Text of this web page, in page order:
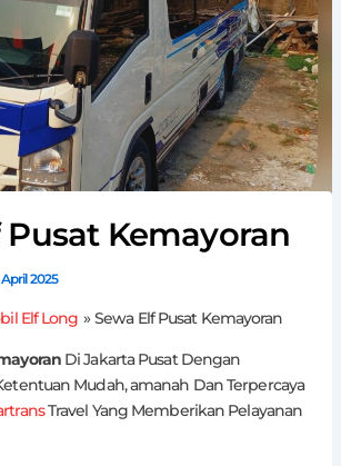
Pusat Kemayoran
2025
Elf Long Sewa Elf Pusat Kemayoran
Di Jakarta Pusat Dengan
Mudah, amanah Dan Terpercaya
Travel Yang Memberikan Pelayanan